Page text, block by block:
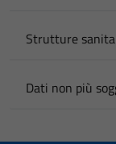
Strutture
Dati non più